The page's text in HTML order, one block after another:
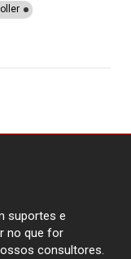
suportes e
no que for
consultores.